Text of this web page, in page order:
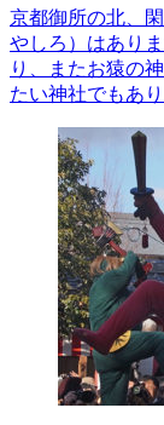
京都御所の北、
やしろ）はあり
り、またお猿の
たい神社でもあり